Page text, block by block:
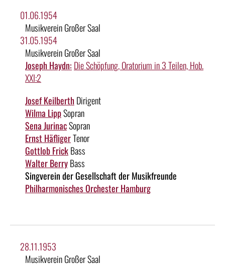
01.06.1954
Musikverein Großer Saal
31.05.1954
Musikverein Großer Saal
Joseph Haydn: Die Schöpfung, Oratorium in 3 Teilen, Hob.
XXI:2
Josef KeilberthDirigent
Wilma LippSopran
Sena JurinacSopran
Ernst HäfligerTenor
Gottlob FrickBass
Walter BerryBass
Singverein der Gesellschaft der Musikfreunde
Philharmonisches Orchester Hamburg
28.11.1953
Musikverein Großer Saal